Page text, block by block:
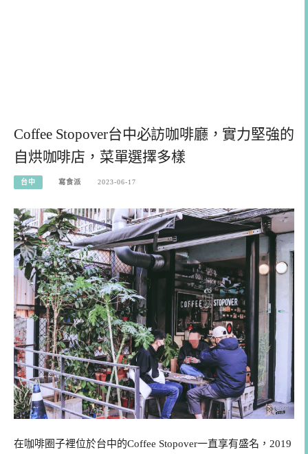
Coffee Stopover台中必訪咖啡廳，實力堅強的
自烘咖啡店，菜單選擇多樣
台中 寫食派 2023-06-17
在咖啡圈子裡位於台中的Coffee Stopover一直享有盛名，2019